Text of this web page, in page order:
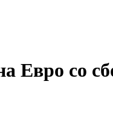
Евро со